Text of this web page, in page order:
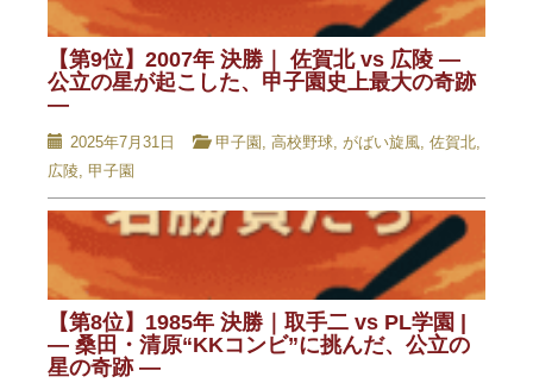
【第9位】2007年 決勝｜ 佐賀北 vs 広陵 —
公立の星が起こした、甲子園史上最大の奇跡
—
2025年7月31日 甲子園 , 高校野球, がばい旋風, 佐賀北,
広陵, 甲子園
【第8位】1985年 決勝｜取手二 vs PL学園 |
— 桑田・清原“KKコンビ”に挑んだ、公立の
星の奇跡 —